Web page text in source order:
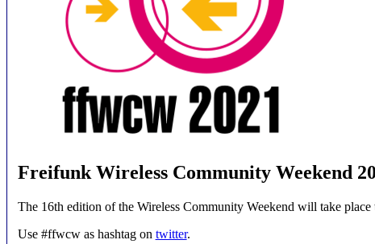
Freifunk Wireless Community Weekend
The 16th edition of the Wireless Community Weekend will take
Use #ffwcw as hashtag on twitter.